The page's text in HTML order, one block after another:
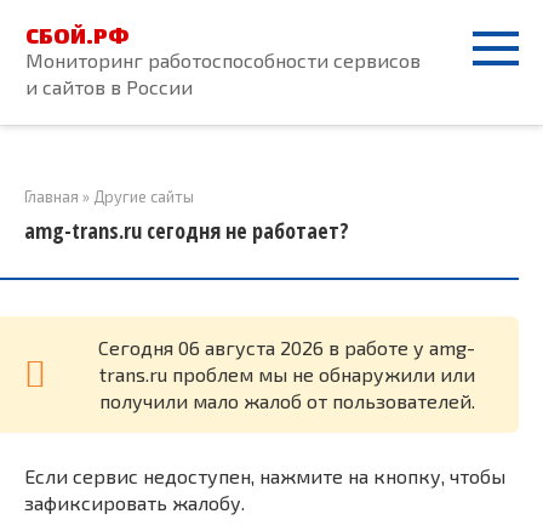
контенту
СБОЙ.РФ
Мониторинг работоспособности сервисов
и сайтов в России
Главная » Другие сайты
amg-trans.ru сегодня не работает?
Cегодня 06 августа 2026 в работе у amg-
trans.ru проблем мы не обнаружили или
получили мало жалоб от пользователей.
Если сервис недоступен, нажмите на кнопку, чтобы
зафиксировать жалобу.